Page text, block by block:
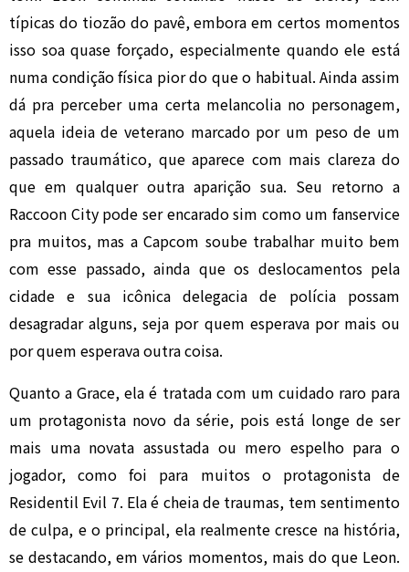
típicas do tiozão do pavê, embora em certos momentos
isso soa quase forçado, especialmente quando ele está
numa condição física pior do que o habitual. Ainda assim
dá pra perceber uma certa melancolia no personagem,
aquela ideia de veterano marcado por um peso de um
passado traumático, que aparece com mais clareza do
que em qualquer outra aparição sua. Seu retorno a
Raccoon City pode ser encarado sim como um fanservice
pra muitos, mas a Capcom soube trabalhar muito bem
com esse passado, ainda que os deslocamentos pela
cidade e sua icônica delegacia de polícia possam
desagradar alguns, seja por quem esperava por mais ou
por quem esperava outra coisa.
Quanto a Grace, ela é tratada com um cuidado raro para
um protagonista novo da série, pois está longe de ser
mais uma novata assustada ou mero espelho para o
jogador, como foi para muitos o protagonista de
Residentil Evil 7. Ela é cheia de traumas, tem sentimento
de culpa, e o principal, ela realmente cresce na história,
se destacando, em vários momentos, mais do que Leon.